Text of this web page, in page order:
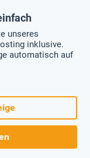
unseres
inklusive.
automatisch auf